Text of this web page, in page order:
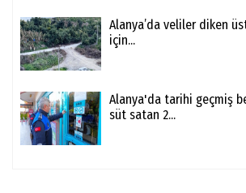
Alanya’da veliler diken
için...
Alanya'da tarihi geçmiş
süt satan 2...